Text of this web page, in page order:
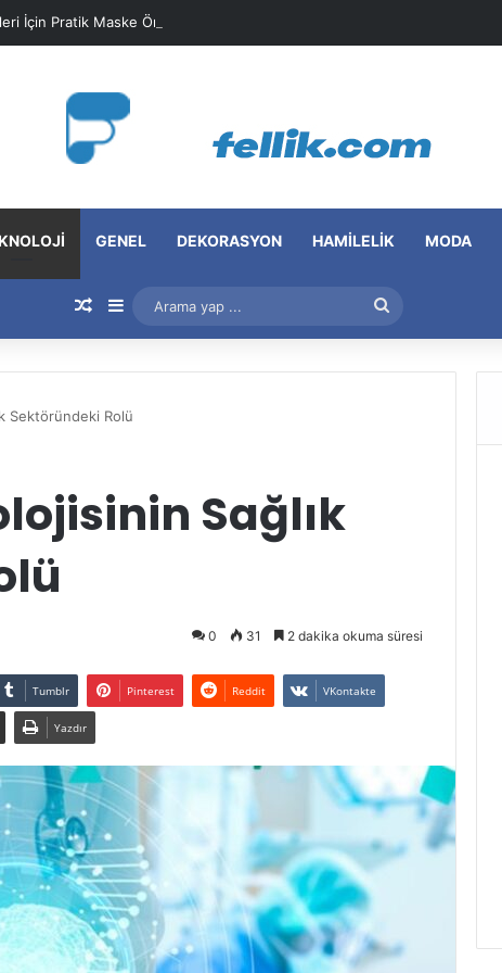
İçin Pratik Maske Önerileri
GENEL DEKORASYON HAMILELIK MODA
Rastgele Makale
Kenar Bölmesi
Arama
yap
Sektöründeki Rolü
Sağlık
0 31 2 dakika okuma süresi
Tumblr Pinterest Reddit VKontakte
Yazdır